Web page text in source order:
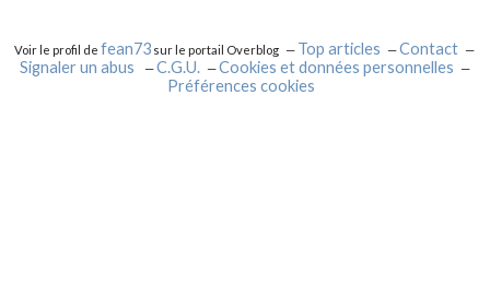
Voir le profil defean73 sur le portail Overblog Top articles
Contact
Signaler un abus
C.G.U.
Cookies et données personnelles
Préférences cookies